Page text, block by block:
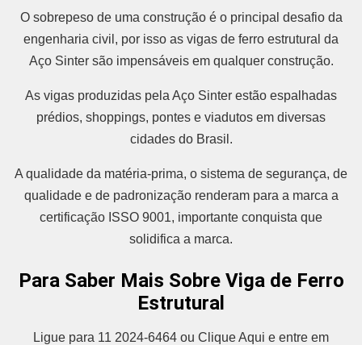
O sobrepeso de uma construção é o principal desafio da
engenharia civil, por isso as vigas de ferro estrutural da
Aço Sinter são impensáveis em qualquer construção.
As vigas produzidas pela Aço Sinter estão espalhadas
prédios, shoppings, pontes e viadutos em diversas
cidades do Brasil.
A qualidade da matéria-prima, o sistema de segurança, de
qualidade e de padronização renderam para a marca a
certificação ISSO 9001, importante conquista que
solidifica a marca.
Para Saber Mais Sobre Viga de Ferro
Estrutural
Ligue para 11 2024-6464 ou Clique Aqui e entre em